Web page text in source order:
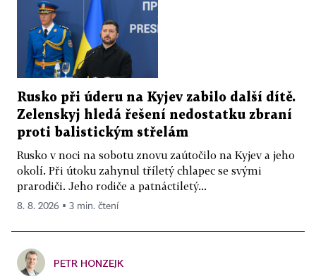
Rusko při úderu na Kyjev zabilo další dítě.
Zelenskyj hledá řešení nedostatku zbraní
proti balistickým střelám
Rusko v noci na sobotu znovu zaútočilo na Kyjev a jeho
okolí. Při útoku zahynul tříletý chlapec se svými
prarodiči. Jeho rodiče a patnáctiletý...
8. 8. 2026 ▪ 3 min. čtení
PETR HONZEJK